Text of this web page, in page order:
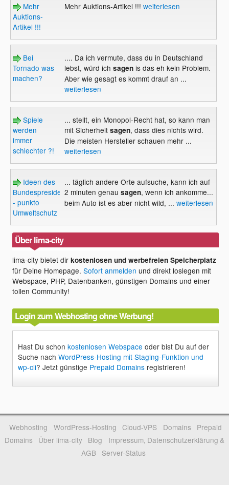
Mehr
Auktions-
Artikel !!!
Mehr Auktions-Artikel !!! weiterlesen
Bei
Tornado was
machen?
.... Da ich vermute, dass du in Deutschland
lebst, würd ich sagenis das eh kein Problem.
Aber wie gesagt es kommt drauf an ...
weiterlesen
Spiele
werden
immer
schlechter ?!
... stellt, ein Monopol-Recht hat, so kann man
mit Sicherheitsagen, dass dies nichts wird.
Die meisten Hersteller schauen mehr ...
weiterlesen
Ideen des
Bundespresidenten
- punkto
Umweltschutz
... täglich andere Orte aufsuche, kann ich auf
2 minuten genau sagen, wenn ich ankomme...
beim Auto ist es aber nicht wild, ... weiterlesen
Über lima-city
lima-city bietet dirkostenlosen und werbefreien Speicherplatz
für Deine Homepage.Sofort anmelden und direkt loslegen mit
Webspace, PHP, Datenbanken, günstigen Domains und einer
tollen Community!
Login zum Webhosting ohne Werbung!
Hast Du schonkostenlosen Webspace oder bist Du auf der
Suche nachWordPress-Hosting mit Staging-Funktion und
wp-cli? Jetzt günstige Prepaid Domains registrieren!
Webhosting WordPress-Hosting Cloud-VPS Domains
Prepaid
Domains
Über lima-city Blog
Impressum, Datenschutzerklärung &
AGB
Server-Status